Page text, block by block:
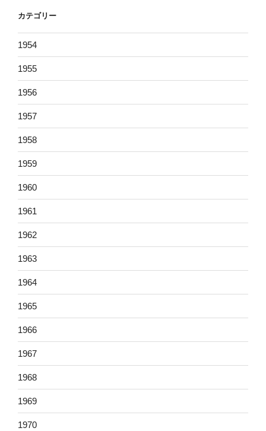
カテゴリー
1954
1955
1956
1957
1958
1959
1960
1961
1962
1963
1964
1965
1966
1967
1968
1969
1970